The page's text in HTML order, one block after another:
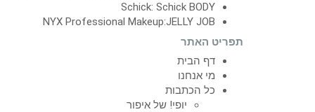
Schick: Schick BODY
NYX Professional Makeup:JELLY JOB
תפריט האתר
דף הבית
מי אנחנו
כל הכתבות
יופי! של איפור